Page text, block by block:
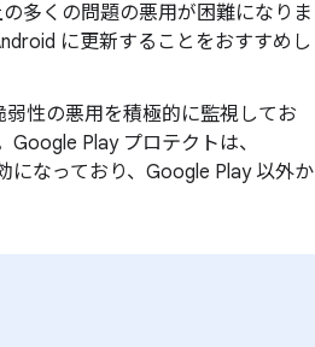
多くの問題の悪用が困難になりま
に更新することをおすすめし
弱性の悪用を積極的に監視してお
Play プロテクトは、
になっており、Google Play 以外か